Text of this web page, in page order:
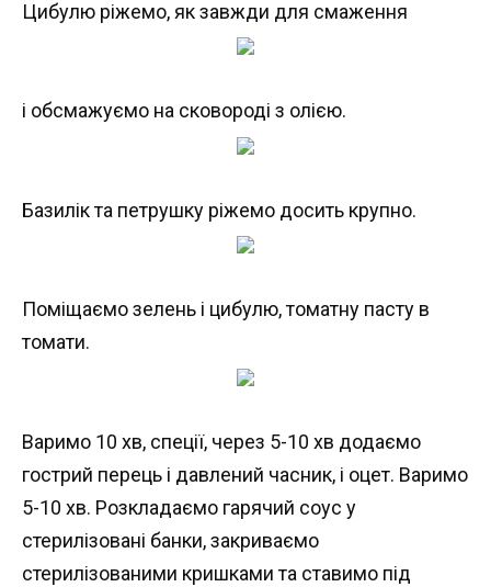
Цибулю ріжемо, як завжди для смаження
і обсмажуємо на сковороді з олією.
Базилік та петрушку ріжемо досить крупно.
Поміщаємо зелень і цибулю, томатну пасту в
томати.
Варимо 10 хв, спеції, через 5-10 хв додаємо
гострий перець і давлений часник, і оцет. Варимо
5-10 хв. Розкладаємо гарячий соус у
стерилізовані банки, закриваємо
стерилізованими кришками та ставимо під